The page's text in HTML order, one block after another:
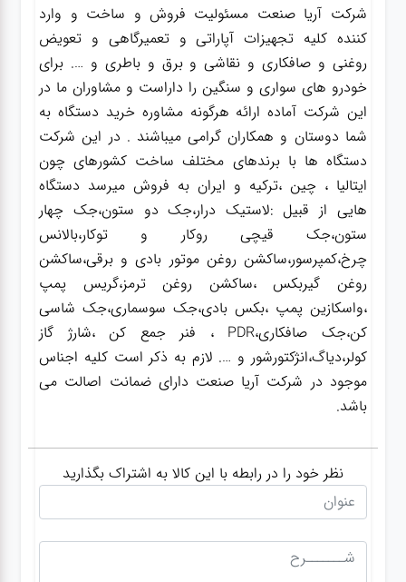
شرکت آریا صنعت مسئولیت فروش و ساخت و وارد
کننده کلیه تجهیزات آپاراتی و تعمیرگاهی و تعویض
روغنی و صافکاری و نقاشی و برق و باطری و …. برای
خودرو های سواری و سنگین را داراست و مشاوران ما در
این شرکت آماده ارائه هرگونه مشاوره خرید دستگاه به
شما دوستان و همکاران گرامی میباشند . در این شرکت
دستگاه ها با برندهای مختلف ساخت کشورهای چون
ایتالیا ، چین ،ترکیه و ایران به فروش میرسد دستگاه
هایی از قبیل :لاستیک درار،جک دو ستون،جک چهار
ستون،جک قیچی روکار و توکار،بالانس
چرخ،کمپرسور،ساکشن روغن موتور بادی و برقی،ساکشن
روغن گیربکس ،ساکشن روغن ترمز،گریس پمپ
،واسکازین پمپ ،بکس بادی،جک سوسماری،جک شاسی
کن،جک صافکاری،PDR ، فنر جمع کن ،شارژ گاز
کولر،دیاگ،انژکتورشور و …. لازم به ذکر است کلیه اجناس
موجود در شرکت آریا صنعت دارای ضمانت اصالت می
باشد.
نظر خود را در رابطه با این کالا به اشتراک بگذارید